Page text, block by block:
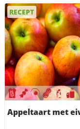
RECEPT
Appeltaart met